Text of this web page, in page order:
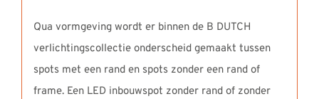
Qua vormgeving wordt er binnen de B DUTCH
verlichtingscollectie onderscheid gemaakt tussen
spots met een rand en spots zonder een rand of
frame. Een LED inbouwspot zonder rand of zonder